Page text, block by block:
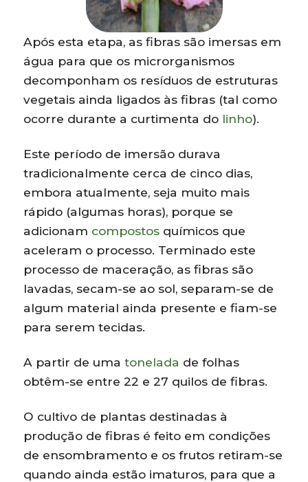
Após esta etapa, as fibras são imersas em
água para que os microrganismos
decomponham os resíduos de estruturas
vegetais ainda ligados às fibras (tal como
ocorre durante a curtimenta do linho).
Este período de imersão durava
tradicionalmente cerca de cinco dias,
embora atualmente, seja muito mais
rápido (algumas horas), porque se
adicionam compostos químicos que
aceleram o processo. Terminado este
processo de maceração, as fibras são
lavadas, secam-se ao sol, separam-se de
algum material ainda presente e fiam-se
para serem tecidas.
A partir de umatonelada de folhas
obtêm-se entre 22 e 27 quilos de fibras.
O cultivo de plantas destinadas à
produção de fibras é feito em condições
de ensombramento e os frutos retiram-se
quando ainda estão imaturos, para que a